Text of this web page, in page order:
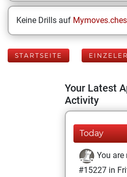
Keine Drills auf
STARTSEITE
Your Latest
Activity
Today
You are
#15227 in